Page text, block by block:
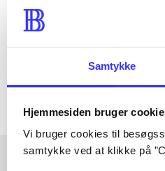
Samtykke
Hjemmesiden bruger
Vi bruger cookies til
samtykke ved at klikke på